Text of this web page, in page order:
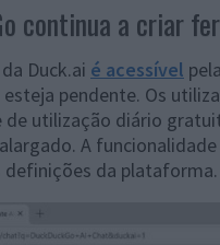
continua a criar
Duck.ai é acessível
pendente. Os
utilização diário
A
da plataforma.